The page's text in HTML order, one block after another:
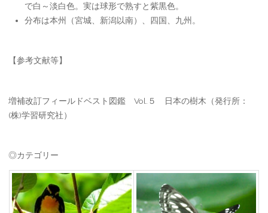
で白～淡白色。実は球形で熟すと紫黒色。
分布は本州（宮城、新潟以南）、四国、九州。
【参考文献等】
増補改訂フィールドベスト図鑑 Vol.５ 日本の樹木（発行所：
(株)学習研究社）
◎カテゴリー